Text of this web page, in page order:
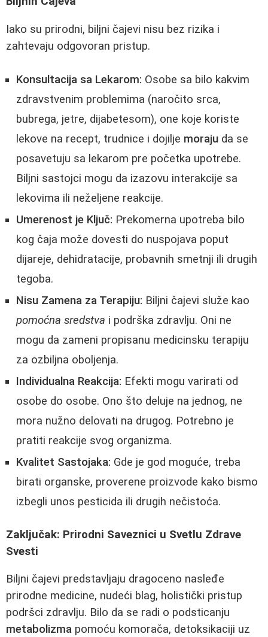
Iako su prirodni, biljni čajevi nisu bez rizika i
zahtevaju odgovoran pristup.
Konsultacija sa Lekarom: Osobe sa bilo kakvim
zdravstvenim problemima (naročito srca,
bubrega, jetre, dijabetesom), one koje koriste
lekove na recept, trudnice i dojilje moraju da se
posavetuju sa lekarom pre početka upotrebe.
Biljni sastojci mogu da izazovu interakcije sa
lekovima ili neželjene reakcije.
Umerenost je Ključ: Prekomerna upotreba bilo
kog čaja može dovesti do nuspojava poput
dijareje, dehidratacije, probavnih smetnji ili drugih
tegoba.
Nisu Zamena za Terapiju: Biljni čajevi služe kao
pomoćna sredstva i podrška zdravlju. Oni ne
mogu da zameni propisanu medicinsku terapiju
za ozbiljna oboljenja.
Individualna Reakcija: Efekti mogu varirati od
osobe do osobe. Ono što deluje na jednog, ne
mora nužno delovati na drugog. Potrebno je
pratiti reakcije svog organizma.
Kvalitet Sastojaka: Gde je god moguće, treba
birati organske, proverene proizvode kako bismo
izbegli unos pesticida ili drugih nečistoća.
Zaključak: Prirodni Saveznici u Svetlu Zdrave
Svesti
Biljni čajevi predstavljaju dragoceno nasleđe
prirodne medicine, nudeći blag, holistički pristup
podršci zdravlju. Bilo da se radi o podsticanju
metabolizma pomoću komorača, detoksikaciji uz